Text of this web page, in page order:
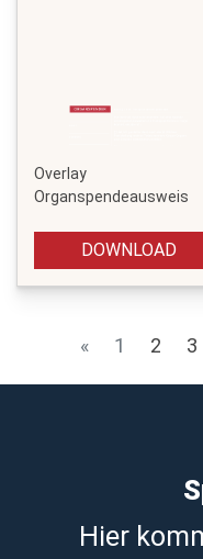
Overlay
Organspendeausweis
DOWNLOAD
« 1 2 3
Hier